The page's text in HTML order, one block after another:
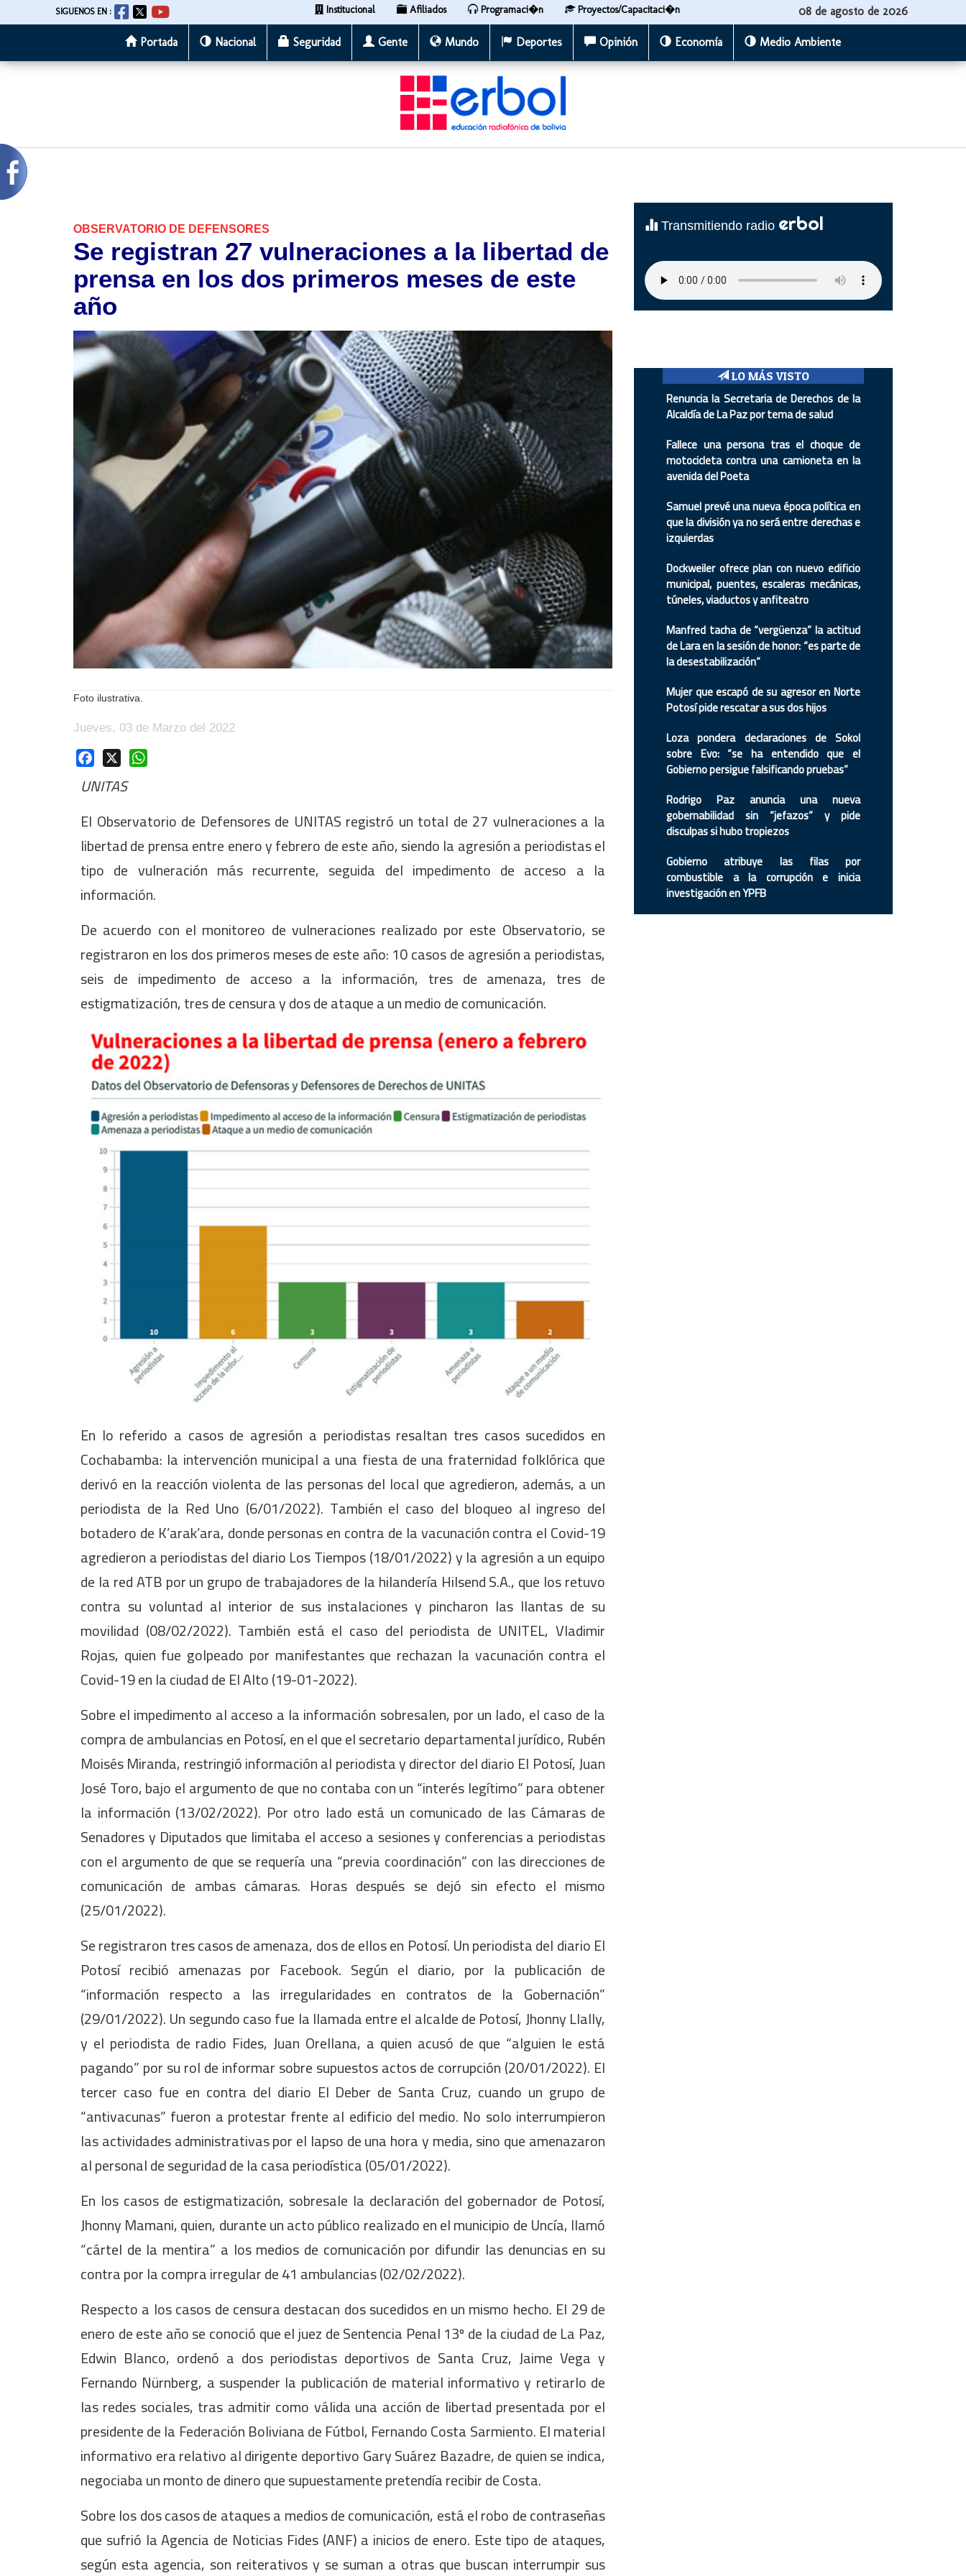
al
SIGUENOS EN : Institucional Afiliados Programaci�n Proyectos/Capacitaci�n 08 de agosto de 2026
Portada Nacional Seguridad Gente Mundo Deportes Opinión Economía Medio Ambiente
OBSERVATORIO DE DEFENSORES
Se registran 27 vulneraciones a la libertad de
prensa en los dos primeros meses de este
año
Foto ilustrativa.
Jueves, 03 de Marzo del 2022
Facebook
UNITAS
El Observatorio de Defensores de UNITAS registró un total de 27 vulneraciones a la
libertad de prensa entre enero y febrero de este año, siendo la agresión a periodistas el
tipo de vulneración más recurrente, seguida del impedimento de acceso a la
información.
De acuerdo con el monitoreo de vulneraciones realizado por este Observatorio, se
registraron en los dos primeros meses de este año: 10 casos de agresión a periodistas,
seis de impedimento de acceso a la información, tres de amenaza, tres de
estigmatización, tres de censura y dos de ataque a un medio de comunicación.
En lo referido a casos de agresión a periodistas resaltan tres casos sucedidos en
Cochabamba: la intervención municipal a una fiesta de una fraternidad folklórica que
derivó en la reacción violenta de las personas del local que agredieron, además, a un
periodista de la Red Uno (6/01/2022). También el caso del bloqueo al ingreso del
botadero de K’arak’ara, donde personas en contra de la vacunación contra el Covid-19
agredieron a periodistas del diario Los Tiempos (18/01/2022) y la agresión a un equipo
de la red ATB por un grupo de trabajadores de la hilandería Hilsend S.A., que los retuvo
contra su voluntad al interior de sus instalaciones y pincharon las llantas de su
movilidad (08/02/2022). También está el caso del periodista de UNITEL, Vladimir
Rojas, quien fue golpeado por manifestantes que rechazan la vacunación contra el
Covid-19 en la ciudad de El Alto (19-01-2022).
Sobre el impedimento al acceso a la información sobresalen, por un lado, el caso de la
compra de ambulancias en Potosí, en el que el secretario departamental jurídico, Rubén
Moisés Miranda, restringió información al periodista y director del diario El Potosí, Juan
José Toro, bajo el argumento de que no contaba con un “interés legítimo” para obtener
la información (13/02/2022). Por otro lado está un comunicado de las Cámaras de
Senadores y Diputados que limitaba el acceso a sesiones y conferencias a periodistas
con el argumento de que se requería una “previa coordinación” con las direcciones de
comunicación de ambas cámaras. Horas después se dejó sin efecto el mismo
(25/01/2022).
Se registraron tres casos de amenaza, dos de ellos en Potosí. Un periodista del diario El
Potosí recibió amenazas por Facebook. Según el diario, por la publicación de
“información respecto a las irregularidades en contratos de la Gobernación”
(29/01/2022). Un segundo caso fue la llamada entre el alcalde de Potosí, Jhonny Llally,
y el periodista de radio Fides, Juan Orellana, a quien acusó de que “alguien le está
pagando” por su rol de informar sobre supuestos actos de corrupción (20/01/2022). El
tercer caso fue en contra del diario El Deber de Santa Cruz, cuando un grupo de
“antivacunas” fueron a protestar frente al edificio del medio. No solo interrumpieron
las actividades administrativas por el lapso de una hora y media, sino que amenazaron
al personal de seguridad de la casa periodística (05/01/2022).
En los casos de estigmatización, sobresale la declaración del gobernador de Potosí,
Jhonny Mamani, quien, durante un acto público realizado en el municipio de Uncía, llamó
“cártel de la mentira” a los medios de comunicación por difundir las denuncias en su
contra por la compra irregular de 41 ambulancias (02/02/2022).
Respecto a los casos de censura destacan dos sucedidos en un mismo hecho. El 29 de
enero de este año se conoció que el juez de Sentencia Penal 13º de la ciudad de La Paz,
Edwin Blanco, ordenó a dos periodistas deportivos de Santa Cruz, Jaime Vega y
Fernando Nürnberg, a suspender la publicación de material informativo y retirarlo de
las redes sociales, tras admitir como válida una acción de libertad presentada por el
presidente de la Federación Boliviana de Fútbol, Fernando Costa Sarmiento. El material
informativo era relativo al dirigente deportivo Gary Suárez Bazadre, de quien se indica,
negociaba un monto de dinero que supuestamente pretendía recibir de Costa.
Sobre los dos casos de ataques a medios de comunicación, está el robo de contraseñas
que sufrió la Agencia de Noticias Fides (ANF) a inicios de enero. Este tipo de ataques,
según esta agencia, son reiterativos y se suman a otras que buscan interrumpir sus
Transmitiendo radio erbol
LO MÁS VISTO
Renuncia la Secretaria de Derechos de la
Alcaldía de La Paz por tema de salud
Fallece una persona tras el choque de
motocicleta contra una camioneta en la
avenida del Poeta
Samuel prevé una nueva época política en
que la división ya no será entre derechas e
izquierdas
Dockweiler ofrece plan con nuevo edificio
municipal, puentes, escaleras mecánicas,
túneles, viaductos y anfiteatro
Manfred tacha de “vergüenza” la actitud
de Lara en la sesión de honor: “es parte de
la desestabilización”
Mujer que escapó de su agresor en Norte
Potosí pide rescatar a sus dos hijos
Loza pondera declaraciones de Sokol
sobre Evo: “se ha entendido que el
Gobierno persigue falsificando pruebas”
Rodrigo Paz anuncia una nueva
gobernabilidad sin “jefazos” y pide
disculpas si hubo tropiezos
Gobierno atribuye las filas por
combustible a la corrupción e inicia
investigación en YPFB